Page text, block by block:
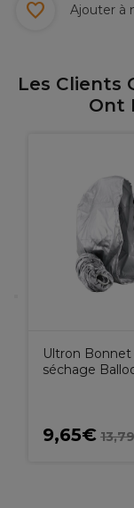
Ajouter à
Les Clients
Ont
Ultron Bonnet
séchage
9,65€